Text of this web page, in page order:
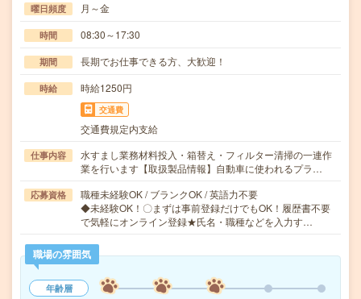
曜日頻度 月～金
時間 08:30～17:30
期間 長期でお仕事できる方、大歓迎！
時給 時給1250円
交通費
交通費規定内支給
仕事内容
水すまし業務材料投入・箱替え・フィルター清掃の一連作
業を行います【取扱製品情報】自動車に使われるプラ…
応募資格
職種未経験OK / ブランクOK / 英語力不要
◆未経験OK！〇まずは事前登録だけでもOK！履歴書不要
で気軽にオンライン登録★氏名・職種などを入力す…
職場の雰囲気
年齢層